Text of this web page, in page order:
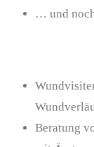
… und
Beratung